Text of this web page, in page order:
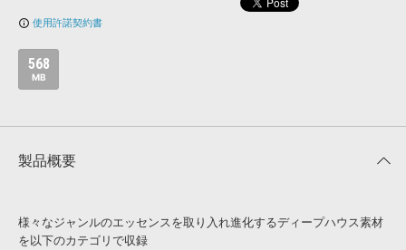
APS
SLS 音素材の制作・ライセンス提供
info_outline 使用許諾契約書
568
MB
製品概要
様々なジャンルのエッセンスを取り入れ進化するディープハウス素材
を以下のカテゴリで収録